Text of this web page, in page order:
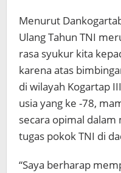
Menurut
Ulang Tahun TNI
rasa syukur kita
karena atas
di wilayah Kogartap
usia yang ke -78,
secara opimal
tugas pokok TNI di
“Saya berharap